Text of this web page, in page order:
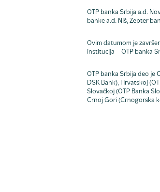
OTP banka Srbija a.d.
banke a.d. Niš, Zepter
Ovim datumom je
institucija – OTP banka
OTP banka Srbija deo je
DSK Bank), Hrvatskoj
Slovačkoj (OTP Banka
Crnoj Gori (Crnogorska